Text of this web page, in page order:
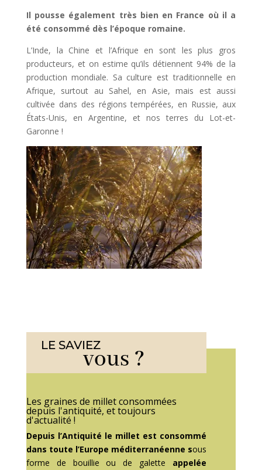
Il pousse également très bien en France où il a
été consommé dès l’époque romaine.
L’Inde, la Chine et l’Afrique en sont les plus gros
producteurs, et on estime qu’ils détiennent 94% de la
production mondiale. Sa culture est traditionnelle en
Afrique, surtout au Sahel, en Asie, mais est aussi
cultivée dans des régions tempérées, en Russie, aux
États-Unis, en Argentine, et nos terres du Lot-et-
Garonne !
LE SAVIEZ
vous ?
Les graines de millet consommées
depuis l'antiquité, et toujours
d'actualité !
Depuis l’Antiquité le millet est consommé
dans toute l’Europe méditerranéenne sous
forme de bouillie ou de galette appelée